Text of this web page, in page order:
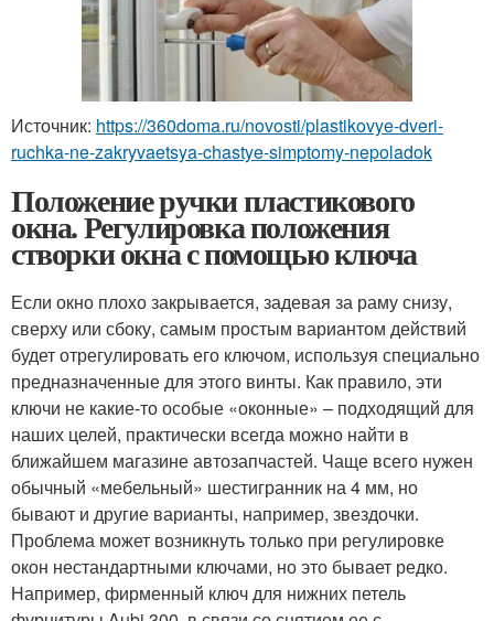
Источник: https://360doma.ru/novosti/plastikovye-dveri-
ruchka-ne-zakryvaetsya-chastye-simptomy-nepoladok
Положение ручки пластикового
окна. Регулировка положения
створки окна с помощью ключа
Если окно плохо закрывается, задевая за раму снизу,
сверху или сбоку, самым простым вариантом действий
будет отрегулировать его ключом, используя специально
предназначенные для этого винты. Как правило, эти
ключи не какие-то особые «оконные» – подходящий для
наших целей, практически всегда можно найти в
ближайшем магазине автозапчастей. Чаще всего нужен
обычный «мебельный» шестигранник на 4 мм, но
бывают и другие варианты, например, звездочки.
Проблема может возникнуть только при регулировке
окон нестандартными ключами, но это бывает редко.
Например, фирменный ключ для нижних петель